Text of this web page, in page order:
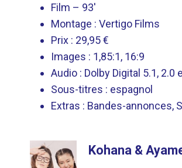
Film – 93′
Montage : Vertigo Films
Prix ​​: 29,95 €
Images : 1,85:1, 16:9
Audio : Dolby Digital 5.1,
Sous-titres : espagnol
Extras : Bandes-annonces,
Kohana &